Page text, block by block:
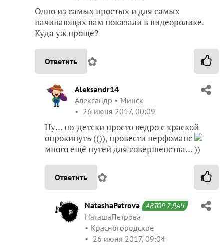
Одно из самых простых и для самых
начинающих вам показали в видеоролике.
Куда уж проще?
Ответить ✿
Aleksandr14
Александр
Минск
26 июня 2017, 00:09
Ну… по-детски просто ведро с краской
опрокинуть (()), провести перфоманс
много ещё путей для совершенства… ))
Ответить ✿
NatashaPetrova АВТОР 7 ДАЧ
НаташаПетрова
Красногородское
26 июня 2017, 09:04